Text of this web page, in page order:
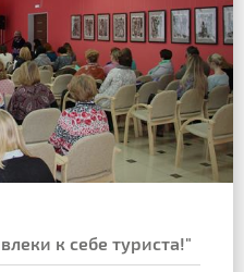
к себе туриста!"